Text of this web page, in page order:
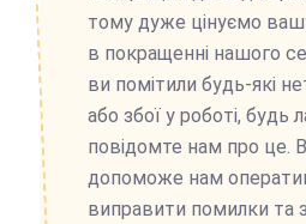
тому дуже цінуємо
в покращенні нашого
ви помітили будь-які
або збої у роботі, будь
повідомте нам про це.
допоможе нам
виправити помилки та